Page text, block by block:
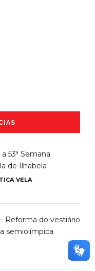
53ª Semana
de Ilhabela
VELA
Reforma do vestiário
semiolímpica